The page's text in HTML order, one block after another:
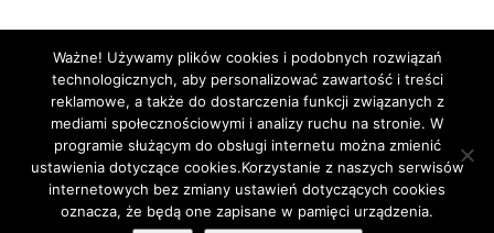
Podążaj za nami
Nota prawna Polityka prywatnosci Kariera Regulamin
Ważne! Używamy plików cookies i podobnych rozwiązań
technologicznych, aby personalizować zawartość i treści
reklamowe, a także do dostarczenia funkcji związanych z
mediami społecznościowymi i analizy ruchu na stronie. W
programie służącym do obsługi internetu można zmienić
ustawienia dotyczące cookies.Korzystanie z naszych serwisów
internetowych bez zmiany ustawień dotyczących cookies
oznacza, że będą one zapisane w pamięci urządzenia.